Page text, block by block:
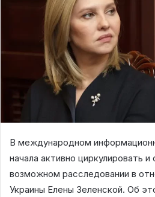
В международном
начала активно циркулировать
возможном расследовании в
Украины Елены Зеленской. Об